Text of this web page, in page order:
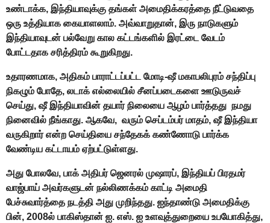
உண்டாக்க, இந்தியாவுக்கு தங்கள் அமைதிக்கரத்தை நீட்டுவதை
ஒரு உத்தியாக கையாளலாம். அவ்வாறுதான், இரு நாடுகளும்
இந்தியாவுடன் பல்வேறு கால கட்டங்களில் இரட்டை வேடம்
போட்டதாக சரித்திரம் கூறுகிறது.
உதாரணமாக, அதிகம் பாராட்டப்பட்ட மோடி-ஷீ மகாபலிபுரம் சந்திப்பு
நிகழும் போதே, லடாக் எல்லையில் சீனப்படைகளை ஊடுருவச்
செய்து, ஷீ இந்தியாவின் தயார் நிலையை ஆழம் பார்த்தது நமது
நினைவில் நீங்காது. ஆகவே, வரும் செப்டம்பர் மாதம், ஷீ இந்தியா
வருகிறார் என்ற செய்தியை சந்தேகக் கண்ணோடு பார்க்க
வேண்டிய கட்டாயம் ஏற்பட்டுள்ளது.
அது போலவே, பாக் அதிபர் ஜெனரல் முஷாரப், இந்தியப் பிரதமர்
வாஜ்பாய் அவர்களுடன் நல்லிணக்கம் காட்டி அமைதி
பேச்சுவார்த்தை நடத்தி அது முறிந்தது. ஐந்தாண்டு அமைதிக்கு
பின், 2008ல் பாகிஸ்தான் ஐ. எஸ். ஐ உளவுத்துறையை உபயோகித்து,